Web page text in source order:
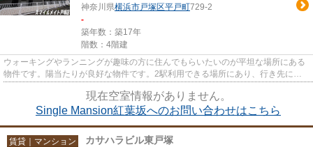
神奈川県横浜市戸塚区平戸町729-2
-
築年数：築17年
階数：4階建
ウォーキングやランニングが趣味の方に住んでもらいたいのが平坦な場所にある
物件です。陽当たりが良好な物件です。2駅利用できる場所にあり、行き先に応
現在空室情報がありません。
Single Mansion紅葉坂へのお問い合わせはこちら
賃貸｜マンション カサハラビル東戸塚